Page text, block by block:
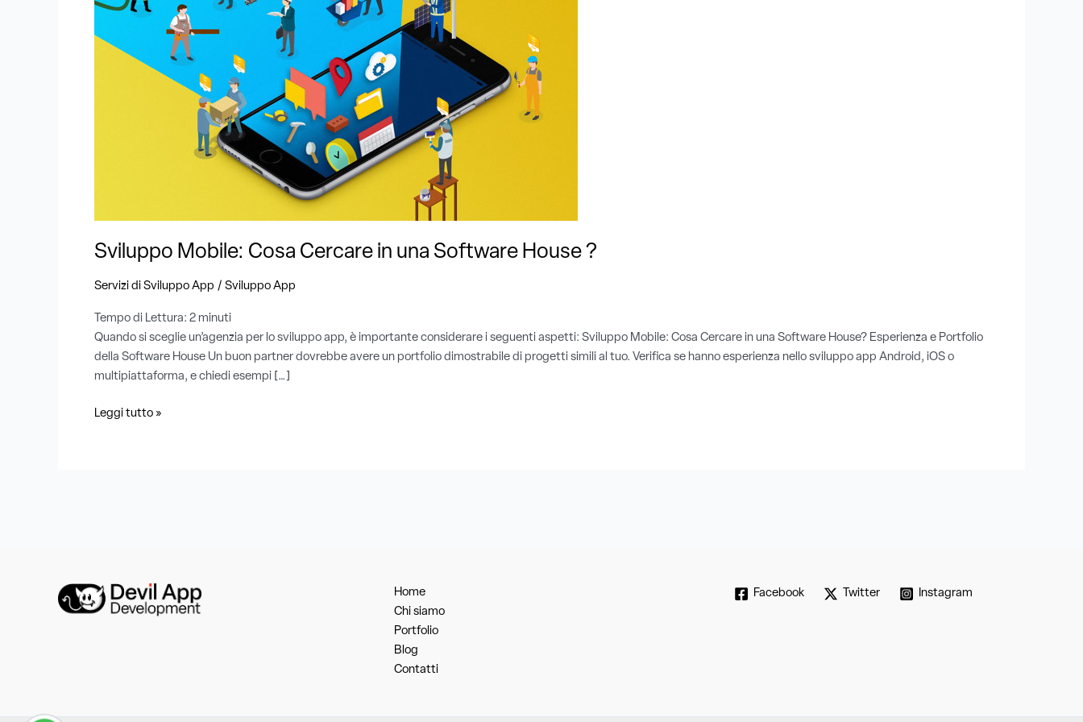
Sviluppo Mobile: Cosa Cercare in una Software House ?
Servizi di Sviluppo App / Sviluppo App
Tempo di Lettura: 2 minuti
Quando si sceglie un’agenzia per lo sviluppo app, è importante considerare i seguenti aspetti: Sviluppo Mobile: Cosa Cercare in una Software House? Esperienza e Portfolio
della Software House Un buon partner dovrebbe avere un portfolio dimostrabile di progetti simili al tuo. Verifica se hanno esperienza nello sviluppo app Android, iOS o
multipiattaforma, e chiedi esempi […]
in
Software
Leggi tutto »
Home
Chi siamo
Portfolio
Blog
Contatti
Facebook Twitter Instagram